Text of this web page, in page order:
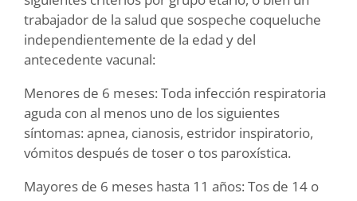
trabajador de la salud que sospeche coqueluche
independientemente de la edad y del
antecedente vacunal:
Menores de 6 meses: Toda infección respiratoria
aguda con al menos uno de los siguientes
síntomas: apnea, cianosis, estridor inspiratorio,
vómitos después de toser o tos paroxística.
Mayores de 6 meses hasta 11 años: Tos de 14 o